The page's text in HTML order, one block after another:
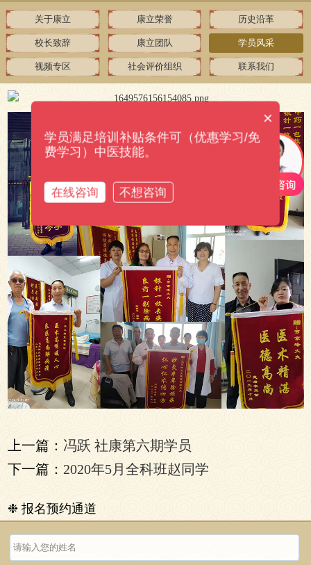
关于康立 康立荣誉 历史沿革
校长致辞 康立团队 学员风采
视频专区 社会评价组织 联系我们
上一篇： 冯跃 社康第六期学员
下一篇： 2020年5月全科班赵同学
❉ 报名预约通道
×
学员满足培训补贴条件可（优惠学习/免
费学习）中医技能。
在线咨询 不想咨询